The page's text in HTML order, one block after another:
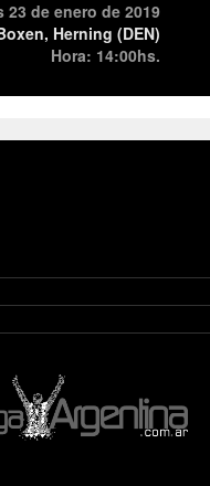
23 de enero de 2019
Herning (DEN)
Hora: 14:00hs.